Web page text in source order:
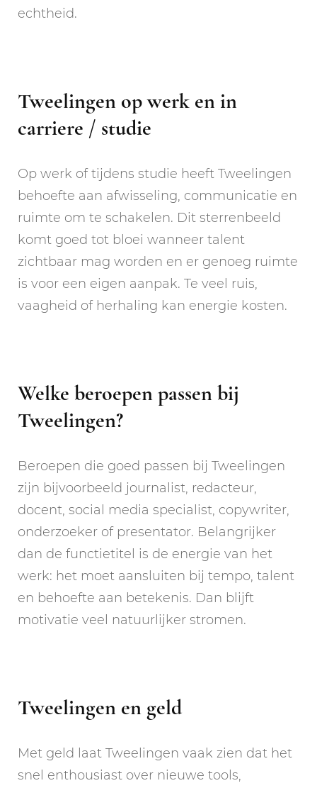
echtheid.
Tweelingen op werk en in
carriere / studie
Op werk of tijdens studie heeft Tweelingen
behoefte aan afwisseling, communicatie en
ruimte om te schakelen. Dit sterrenbeeld
komt goed tot bloei wanneer talent
zichtbaar mag worden en er genoeg ruimte
is voor een eigen aanpak. Te veel ruis,
vaagheid of herhaling kan energie kosten.
Welke beroepen passen bij
Tweelingen?
Beroepen die goed passen bij Tweelingen
zijn bijvoorbeeld journalist, redacteur,
docent, social media specialist, copywriter,
onderzoeker of presentator. Belangrijker
dan de functietitel is de energie van het
werk: het moet aansluiten bij tempo, talent
en behoefte aan betekenis. Dan blijft
motivatie veel natuurlijker stromen.
Tweelingen en geld
Met geld laat Tweelingen vaak zien dat het
snel enthousiast over nieuwe tools,